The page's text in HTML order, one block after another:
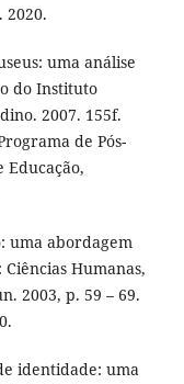
2020.
uma análise
do Instituto
2007. 155f.
de Pós-
Educação,
uma abordagem
Humanas,
2003, p. 59 – 69.
identidade: uma